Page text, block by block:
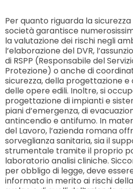
Per quanto riguarda la
società garantisce
la valutazione dei rischi negli
l’elaborazione del DVR,
di RSPP (Responsabile del
Protezione) o anche di
sicurezza, della progettazione e
delle opere edili. Inoltre, si
progettazione di impianti e
piani d’emergenza, di
antincendio e antifumo. In
del Lavoro, l’azienda romana
sorveglianza sanitaria, sia il
strumentale tramite il proprio
laboratorio analisi cliniche.
per obbligo di legge, deve
informato in merito ai rischi